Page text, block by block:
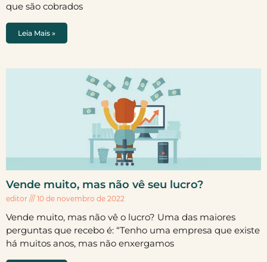
que são cobrados
Leia Mais »
Vende muito, mas não vê seu lucro?
editor 10 de novembro de 2022
Vende muito, mas não vê o lucro? Uma das maiores
perguntas que recebo é: “Tenho uma empresa que existe
há muitos anos, mas não enxergamos